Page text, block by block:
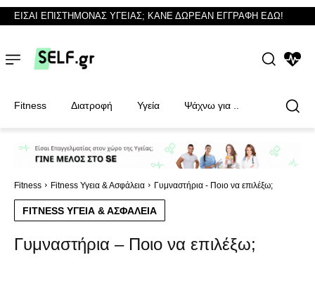
Φυσικοθεραπευτές
Φυσικοθεραπευτές
ΕΙΣΑΙ ΕΠΙΣΤΗΜΟΝΑΣ ΥΓΕΙΑΣ; ΚΑΝΕ ΔΩΡΕΑΝ ΕΓΓΡΑΦΗ ΕΔΩ!
Fitness Διατροφή Υγεία Ψάχνω για ..
Fitness Fitness Υγεια & Ασφάλεια Γυμναστήρια - Ποιο να επιλέξω;
FITNESS ΥΓΕΙΑ & ΑΣΦΆΛΕΙΑ
Γυμναστήρια – Ποιο να επιλέξω;